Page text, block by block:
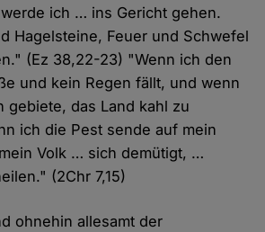
ich … ins Gericht gehen.
Hagelsteine, Feuer und Schwefel
(Ez 38,22-23) "Wenn ich den
und kein Regen fällt, und wenn
gebiete, das Land kahl zu
ich die Pest sende auf mein
Volk … sich demütigt, …
(2Chr 7,15)
ohnehin allesamt der